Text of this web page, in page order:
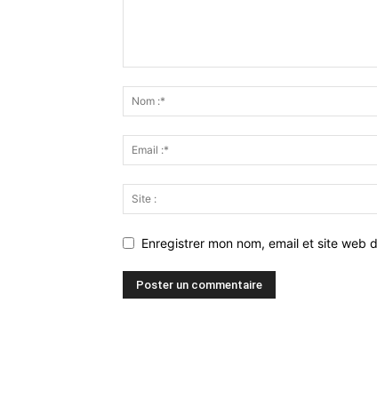
Enregistrer mon nom, email et site web